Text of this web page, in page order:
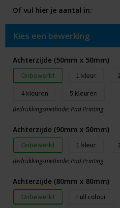
Of vul hier je aantal in:
Kies een bewerking
Achterzijde (50mm x 50mm)
Onbewerkt 1
4
5
Bedrukkingsmethode: Pad Printing
Achterzijde (90mm x 50mm)
Onbewerkt 1
Bedrukkingsmethode: Pad Printing
Achterzijde (80mm x 80mm)
Onbewerkt Full colour